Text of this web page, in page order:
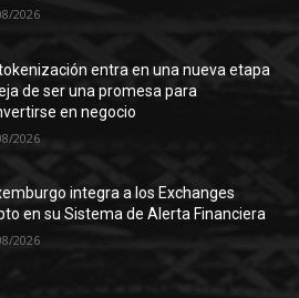
2026
entra en una nueva etapa
de ser una promesa para
en negocio
2026
integra a los Exchanges
en su Sistema de Alerta Financiera
2026